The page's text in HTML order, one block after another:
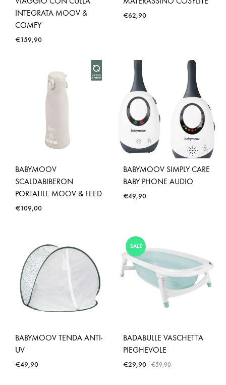
INTEGRATA MOOV &
COMFY
€159,90
€62,90
BABYMOOV
SCALDABIBERON
PORTATILE MOOV & FEED
€109,00
BABYMOOV SIMPLY CARE
BABY PHONE AUDIO
€49,90
BABYMOOV TENDA ANTI-
UV
€49,90
SALE
BADABULLE VASCHETTA
PIEGHEVOLE
€29,90 €59,90